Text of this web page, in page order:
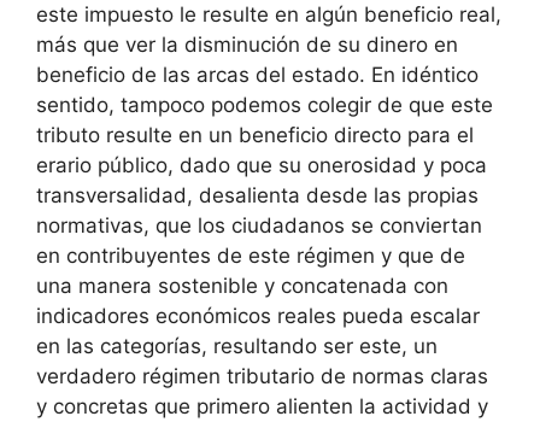
este impuesto le resulte en algún beneficio real,
más que ver la disminución de su dinero en
beneficio de las arcas del estado. En idéntico
sentido, tampoco podemos colegir de que este
tributo resulte en un beneficio directo para el
erario público, dado que su onerosidad y poca
transversalidad, desalienta desde las propias
normativas, que los ciudadanos se conviertan
en contribuyentes de este régimen y que de
una manera sostenible y concatenada con
indicadores económicos reales pueda escalar
en las categorías, resultando ser este, un
verdadero régimen tributario de normas claras
y concretas que primero alienten la actividad y